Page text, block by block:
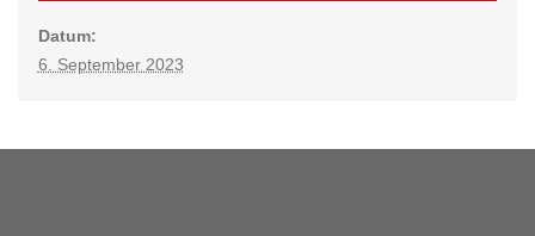
Datum:
6. September 2023